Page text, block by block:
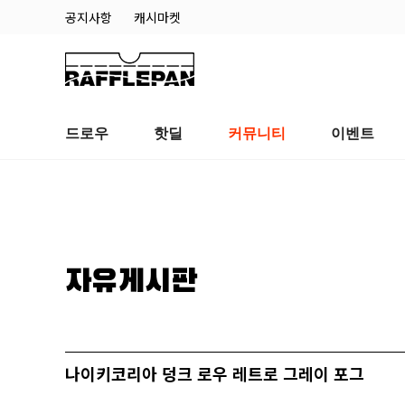
공지사항 캐시마켓
드로우 핫딜 커뮤니티 이벤트
자유게시판
나이키코리아 덩크 로우 레트로 그레이 포그